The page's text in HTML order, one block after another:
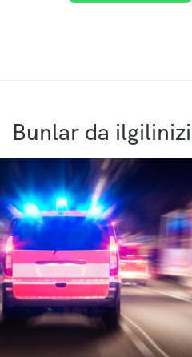
Bunlar da